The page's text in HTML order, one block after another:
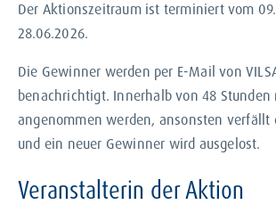
Der Aktionszeitraum ist terminiert vom
28.06.2026.
Die Gewinner werden per E-Mail von
benachrichtigt. Innerhalb von 48 Stunden
angenommen werden, ansonsten verfällt
und ein neuer Gewinner wird ausgelost.
Veranstalterin der Aktion